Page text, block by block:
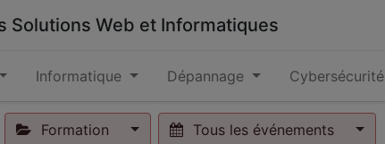
Solutions Web et Informatiques
Informatique Dépannage Cybersécurité
Formation Tous les événements